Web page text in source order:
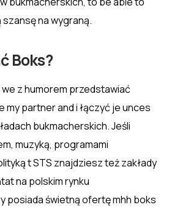
na wygraną.
Boks?
z humorem przedstawiać
partner and i łączyć je unces
bukmacherskich. Jeśli
muzyką, programami
t STS znajdziesz też zakłady
na polskim rynku
posiada świetną ofertę mhh boks